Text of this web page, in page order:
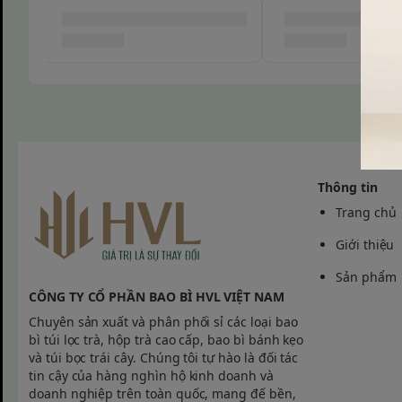
Ưu Điểm Vượt
Chất Liệu Đến
Sản phẩm được chế tác từ dòng gốm sứ tráng men
độ bóng loáng và độ bền vượt trội theo thời gian.[7,
mini giúp tiết kiệm tối đa diện tích, dễ dàng sắp xếp
tiểu cảnh trên bàn làm việc.
Lợi Ích Khi Trang
Chậu Cây Tại Bàn
Việc
CÔNG TY CỔ PHẦN BAO BÌ HVL VIỆT NAM
Chuyên sản xuất và phân phối sỉ các loại bao
bì túi lọc trà, hộp trà cao cấp, bao bì bánh kẹo
và túi bọc trái cây. Chúng tôi tự hào là đối tác
tin cậy của hàng nghìn hộ kinh doanh và
doanh nghiệp trên toàn quốc, mang đế bền,
Thông tin
Trang chủ
Giới thiệu
Sản phẩm